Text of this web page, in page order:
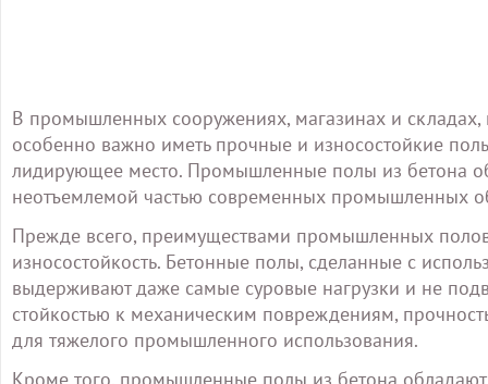
В промышленных сооружениях, магазинах и
особенно важно иметь прочные и износостойкие
лидирующее место. Промышленные полы из бетона
неотъемлемой частью современных промышленных
Прежде всего, преимуществами промышленных
износостойкость. Бетонные полы, сделанные с
выдерживают даже самые суровые нагрузки и не
стойкостью к механическим повреждениям,
для тяжелого промышленного использования.
Кроме того, промышленные полы из бетона